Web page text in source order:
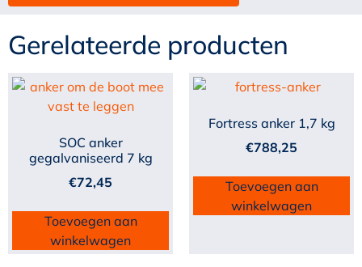
Gerelateerde producten
SOC anker
gegalvaniseerd 7 kg
€72,45
Toevoegen aan
winkelwagen
Fortress anker 1,7 kg
€788,25
Toevoegen aan
winkelwagen